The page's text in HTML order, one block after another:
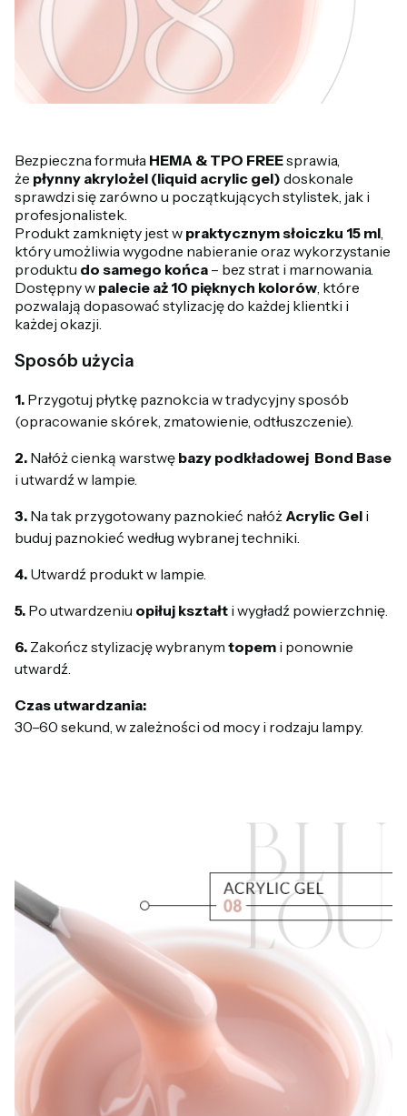
Bezpieczna formuła HEMA & TPO FREEsprawia,
że płynny akrylożel (liquid acrylic gel) doskonale
sprawdzi się zarówno u początkujących stylistek, jak i
profesjonalistek.
Produkt zamknięty jest w praktycznym słoiczku 15 ml,
który umożliwia wygodne nabieranie oraz wykorzystanie
produktu do samego końca – bez strat i marnowania.
Dostępny w palecie aż 10 pięknych kolorów, które
pozwalają dopasować stylizację do każdej klientki i
każdej okazji.
Sposób użycia
1. Przygotuj płytkę paznokcia w tradycyjny sposób
(opracowanie skórek, zmatowienie, odtłuszczenie).
2. Nałóż cienką warstwę bazy podkładowej Bond Base
i utwardź w lampie.
3. Na tak przygotowany paznokieć nałóż Acrylic Gel i
buduj paznokieć według wybranej techniki.
4. Utwardź produkt w lampie.
5. Po utwardzeniu opiłuj kształt i wygładź powierzchnię.
6. Zakończ stylizację wybranym topem i ponownie
utwardź.
Czas utwardzania:
30–60 sekund, w zależności od mocy i rodzaju lampy.